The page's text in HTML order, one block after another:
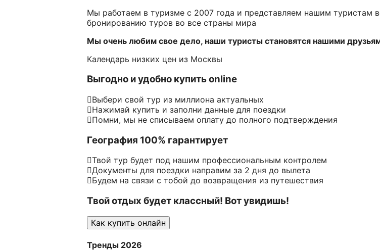
Мы работаем в туризме с 2007 года и представляем нашим
бронированию туров во все страны мира
Мы очень любим свое дело, наши туристы становятся нашими
Календарь низких цен из Москвы
Выгодно и удобно купить online
Выбери свой тур из миллиона актуальных
Нажимай купить и заполни данные для поездки
Помни, мы не списываем оплату до полного подтверждения
География 100% гарантирует
Твой тур будет под нашим профессиональным контролем
Документы для поездки направим за 2 дня до вылета
Будем на связи с тобой до возвращения из путешествия
Твой отдых будет классный! Вот увидишь!
Как купить онлайн
Тренды 2026